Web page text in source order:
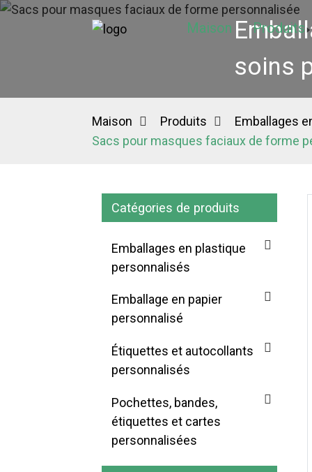
Maison Produits
soins
Maison Produits Emballages
Sacs pour masques faciaux de forme
Catégories de produits
Emballages en plastique
personnalisés
Emballage en papier
personnalisé
Étiquettes et autocollants
personnalisés
Pochettes, bandes,
étiquettes et cartes
personnalisées